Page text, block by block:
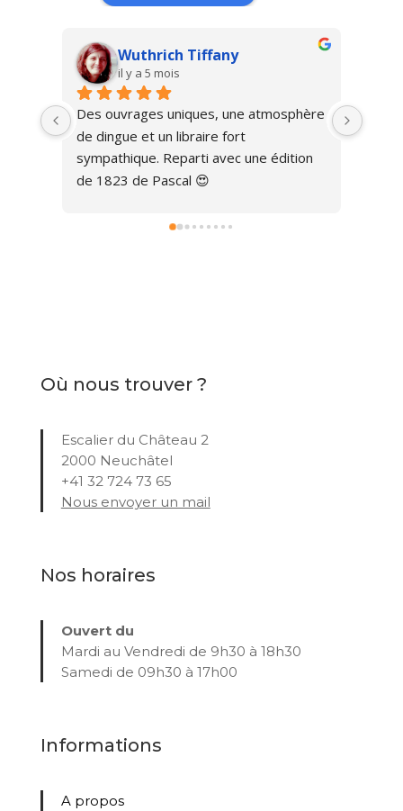
Vlad Savin
il y a 9 mois
Magnifique!
Où nous trouver ?
Escalier du Château 2
2000 Neuchâtel
+41 32 724 73 65
Nous envoyer un mail
Nos horaires
Ouvert du
Mardi au Vendredi de 9h30 à 18h30
Samedi de 09h30 à 17h00
Informations
A propos